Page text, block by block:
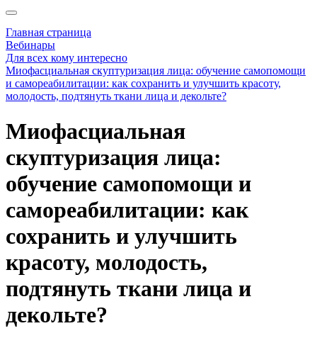
Главная страница
Вебинары
Для всех кому интересно
Миофасциальная скуптуризация лица: обучение самопомощи
и самореабилитации: как сохранить и улучшить красоту,
молодость, подтянуть ткани лица и декольте?
Миофасциальная
скуптуризация лица:
обучение самопомощи и
самореабилитации: как
сохранить и улучшить
красоту, молодость,
подтянуть ткани лица и
декольте?